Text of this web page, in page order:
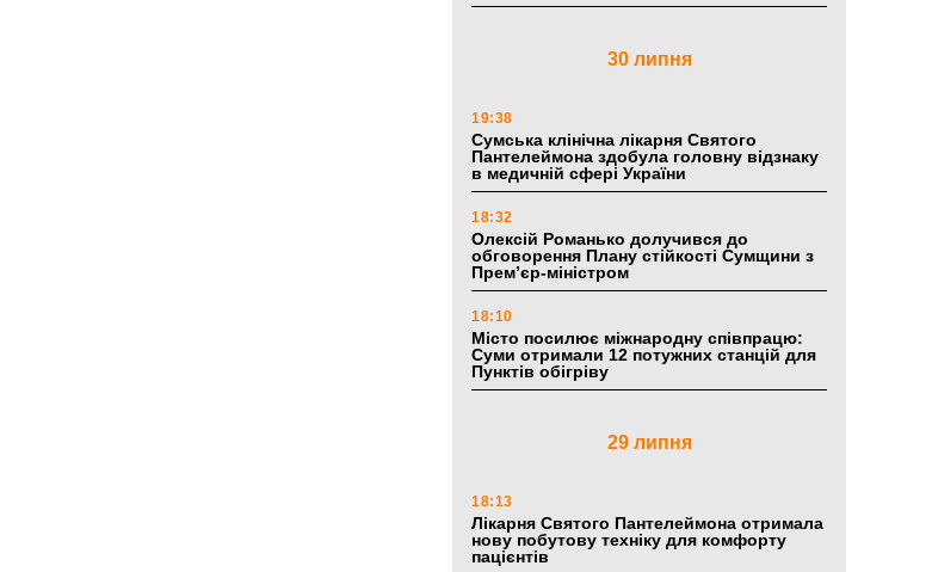
30 липня
19:38
Сумська клінічна лікарня Святого
Пантелеймона здобула головну відзнаку
в медичній сфері України
18:32
Олексій Романько долучився до
обговорення Плану стійкості Сумщини з
Прем’єр-міністром
18:10
Місто посилює міжнародну співпрацю:
Суми отримали 12 потужних станцій для
Пунктів обігріву
29 липня
18:13
Лікарня Святого Пантелеймона отримала
нову побутову техніку для комфорту
пацієнтів